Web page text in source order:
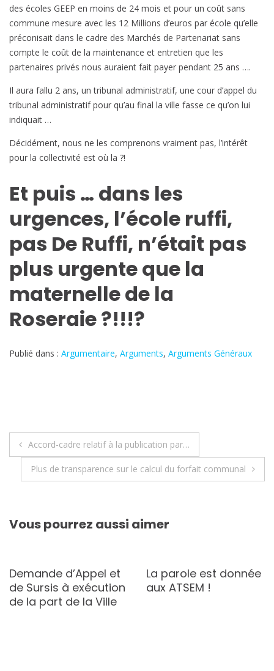
des écoles GEEP en moins de 24 mois et pour un coût sans
commune mesure avec les 12 Millions d’euros par école qu’elle
préconisait dans le cadre des Marchés de Partenariat sans
compte le coût de la maintenance et entretien que les
partenaires privés nous auraient fait payer pendant 25 ans ….
Il aura fallu 2 ans, un tribunal administratif, une cour d’appel du
tribunal administratif pour qu’au final la ville fasse ce qu’on lui
indiquait …
Décidément, nous ne les comprenons vraiment pas, l’intérêt
pour la collectivité est où la ?!
Et puis … dans les
urgences, l’école ruffi,
pas De Ruffi, n’était pas
plus urgente que la
maternelle de la
Roseraie ?!!!?
Publié dans : Argumentaire, Arguments, Arguments Généraux
Navigation
de
Accord-cadre relatif à la publication par…
Plus de transparence sur le calcul du forfait communal
Vous pourrez aussi aimer
Demande d’Appel et
de Sursis à exécution
de la part de la Ville
La parole est donnée
aux ATSEM !